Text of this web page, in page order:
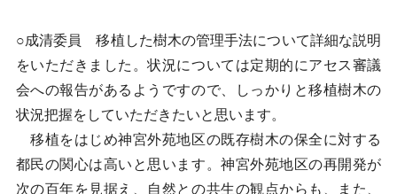
○成清委員 移植した樹木の管理手法について詳細な説明
をいただきました。状況については定期的にアセス審議
会への報告があるようですので、しっかりと移植樹木の
状況把握をしていただきたいと思います。
移植をはじめ神宮外苑地区の既存樹木の保全に対する
都民の関心は高いと思います。神宮外苑地区の再開発が
次の百年を見据え、自然との共生の観点からも、また、